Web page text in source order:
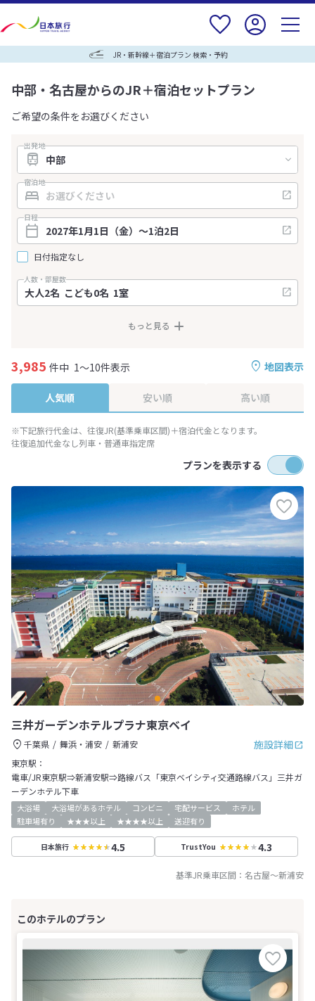
JR・新幹線＋宿泊プラン 検索・予約
中部・名古屋からのJR＋宿泊セットプラン
ご希望の条件をお選びください
出発地
宿泊地
日程
日付指定なし
人数・部屋数
もっと見る
地図表示
3,985 件中 1～10件表示
人気順 安い順 高い順
※下記旅行代金は、往復JR(基準乗車区間)＋宿泊代金となります。
往復追加代金なし列車・普通車指定席
プランを表示する
三井ガーデンホテルプラナ東京ベイ
施設詳細
千葉県 舞浜・浦安
新浦安
東京駅：
電車/JR東京駅⇒新浦安駅⇒路線バス「東京ベイシティ交通路線バス」三井ガ
ーデンホテル下車
大浴場 大浴場があるホテル コンビニ 宅配サービス
ホテル
駐車場有り
★★★以上 ★★★★以上 送迎有り
日本旅行 4.5 TrustYou 4.3
基準JR乗車区間： 名古屋～新浦安